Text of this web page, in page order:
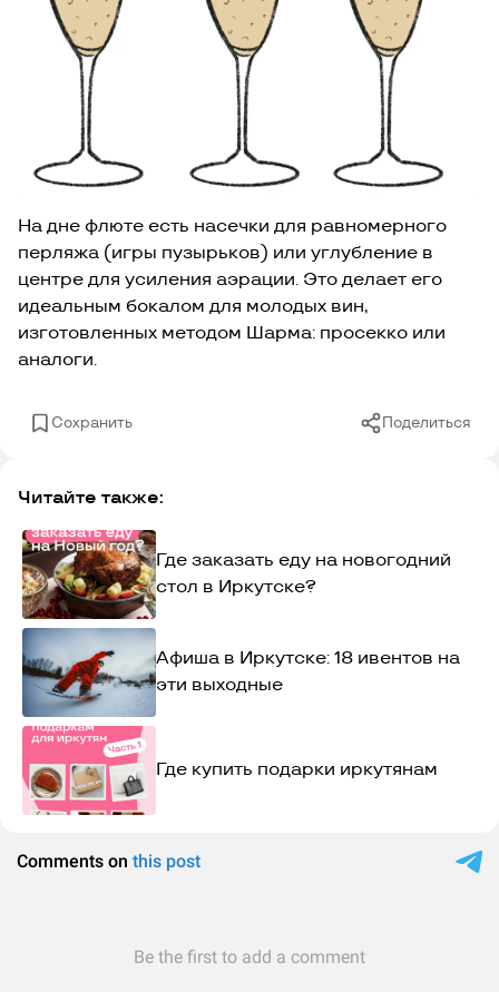
На дне флюте есть насечки для равномерного
перляжа (игры пузырьков) или углубление в
центре для усиления аэрации. Это делает его
идеальным бокалом для молодых вин,
изготовленных методом Шарма: просекко или
аналоги.
Сохранить Поделиться
Читайте также:
Где заказать еду на новогодний
стол в Иркутске?
Афиша в Иркутске: 18 ивентов на
эти выходные
Где купить подарки иркутянам